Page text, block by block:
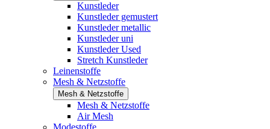
Kunstleder
Kunstleder gemustert
Kunstleder metallic
Kunstleder uni
Kunstleder Used
Stretch Kunstleder
Leinenstoffe
Mesh & Netzstoffe
Mesh & Netzstoffe
Mesh & Netzstoffe
Air Mesh
Modestoffe